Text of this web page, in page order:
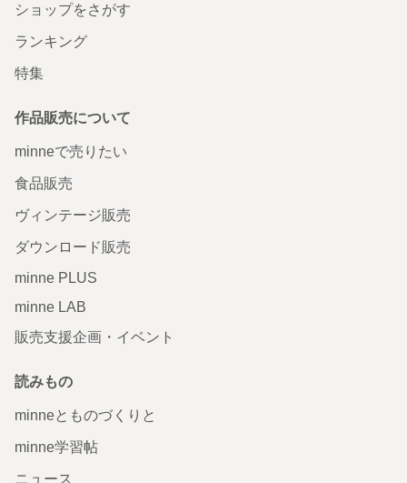
ショップをさがす
ランキング
特集
作品販売について
minneで売りたい
食品販売
ヴィンテージ販売
ダウンロード販売
minne PLUS
minne LAB
販売支援企画・イベント
読みもの
minneとものづくりと
minne学習帖
ニュース